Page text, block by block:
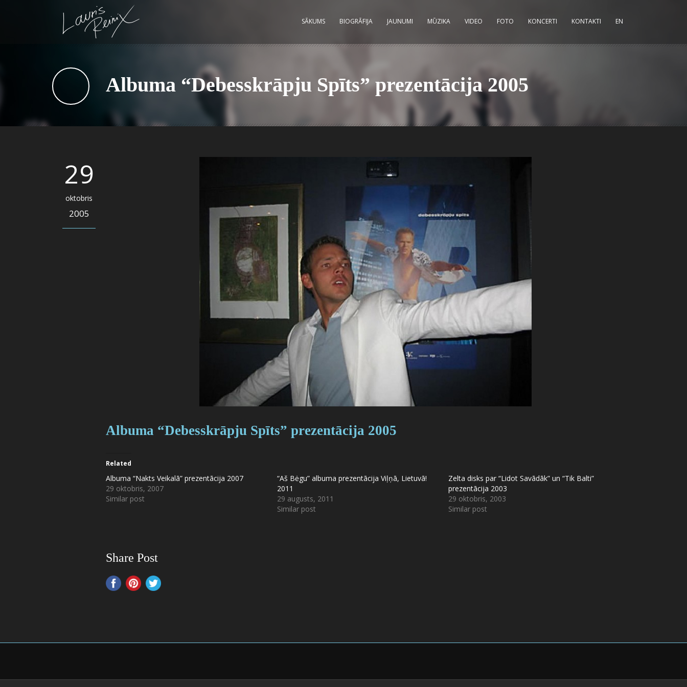
SĀKUMS BIOGRĀFIJA JAUNUMI MŪZIKA VIDEO FOTO KONCERTI KONTAKTI EN
Albuma “Debesskrāpju Spīts” prezentācija 2005
29
oktobris
2005
Albuma “Debesskrāpju Spīts” prezentācija 2005
Related
Albuma “Nakts Veikalā” prezentācija 2007
29 oktobris, 2007
Similar post
“Aš Bėgu” albuma prezentācija Viļņā, Lietuvā!
2011
29 augusts, 2011
Similar post
Zelta disks par “Lidot Savādāk” un “Tik Balti”
prezentācija 2003
29 oktobris, 2003
Similar post
Share Post